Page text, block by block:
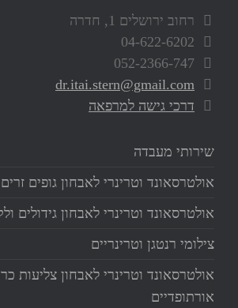
רחוב ירושלים 1, חדרה
04-622-6202
052-2366-747
dr.itai.stern@gmail.com
דרכי גישה למרפאה
שירותי מעבדה
אולטרסאונד וטרינרי לאבחון גופים זרים
אולטרסאונד וטרינרי לאבחון גידולים
צילומי רנטגן וטרינריים
אולטרסאונד וטרינרי לאבחון צליעות
אורתופדיים